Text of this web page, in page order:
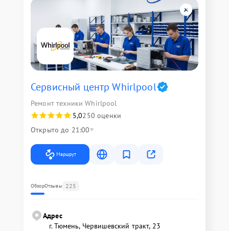
Сервисный центр Whirlpool
Ремонт техники Whirlpool
5,0250 оценки
Открыто до 21:00
Маршрут
ОбзорОтзывы 225
Адрес
г. Тюмень, ​Червишевский тракт, 23